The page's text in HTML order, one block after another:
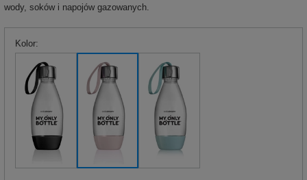
wody, soków i napojów gazowanych.
Kolor